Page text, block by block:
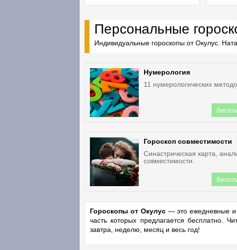
Персональные
Индивидуальные гороскопы от Окулус.
Нумерология
11 нумерологических
Гороскоп совместимости
Синастрическая карта,
совместимости.
Гороскопы от Окулус— это ежедневные и
часть которых предлагается бесплатно.
завтра, неделю, месяц и весь год!